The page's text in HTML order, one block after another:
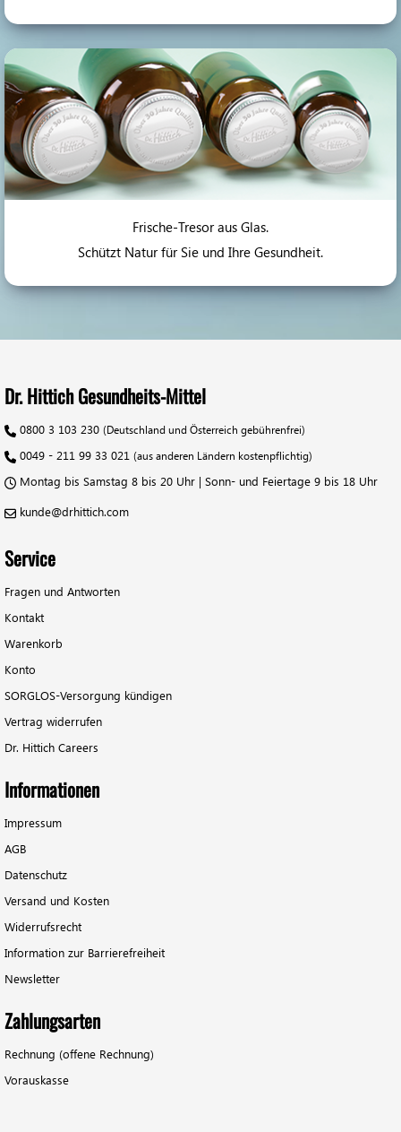
Frische-Tresor aus Glas.
Schützt Natur für Sie und Ihre Gesundheit.
Dr. Hittich Gesundheits-Mittel
0800 3 103 230(Deutschland und Österreich gebührenfrei)
0049 - 211 99 33 021(aus anderen Ländern kostenpflichtig)
Montag bis Samstag 8 bis 20 Uhr | Sonn- und Feiertage 9 bis 18 Uhr
kunde@drhittich.com
Service
Fragen und Antworten
Kontakt
Warenkorb
Konto
SORGLOS-Versorgung kündigen
Vertrag widerrufen
Dr. Hittich Careers
Informationen
Impressum
AGB
Datenschutz
Versand und Kosten
Widerrufsrecht
Information zur Barrierefreiheit
Newsletter
Zahlungsarten
Rechnung (offene Rechnung)
Vorauskasse